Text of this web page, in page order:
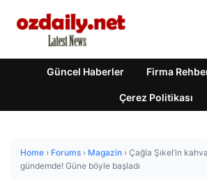
Güncel Haberler Firma
Çerez Politikası
Home › Forums › Magazin › Çağla Şıkel’in
gündemde! Güne böyle başladı